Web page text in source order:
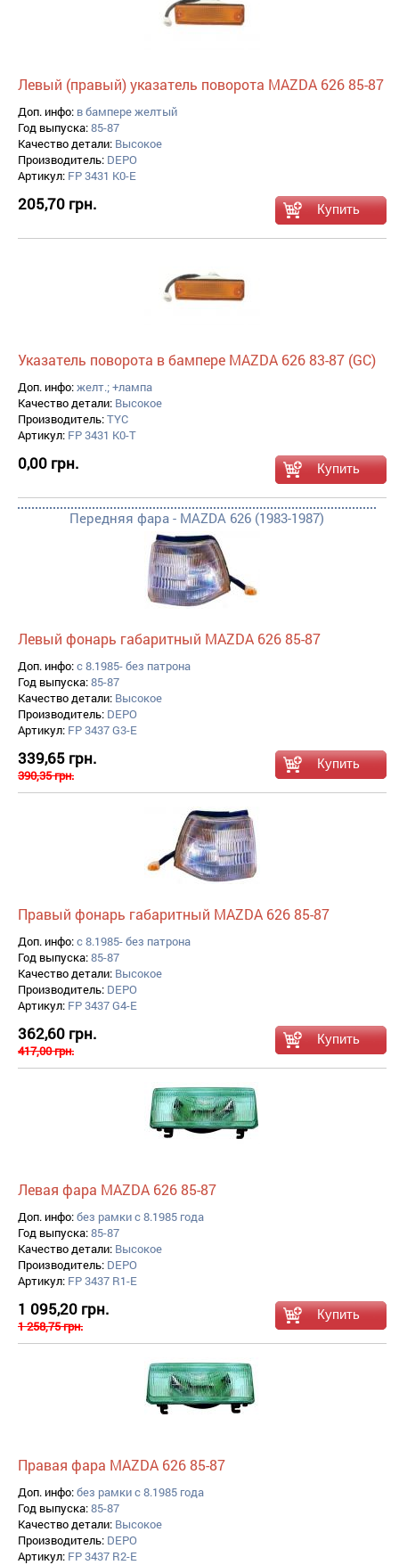
Левый (правый) указатель поворота MAZDA 626 85-87
Доп. инфо: в бампере желтый
Год выпуска:85-87
Качество детали: Высокое
Производитель: DEPO
Артикул: FP 3431 K0-E
205,70 грн.
Указатель поворота в бампере MAZDA 626 83-87 (GC)
Доп. инфо:желт.; +лампа
Качество детали: Высокое
Производитель:TYC
Артикул: FP 3431 K0-T
0,00 грн.
Передняя фара - MAZDA 626 (1983-1987)
Левый фонарь габаритный MAZDA 626 85-87
Доп. инфо:с 8.1985- без патрона
Год выпуска:85-87
Качество детали: Высокое
Производитель: DEPO
Артикул: FP 3437 G3-E
339,65 грн.
390,35 грн.
Правый фонарь габаритный MAZDA 626 85-87
Доп. инфо:с 8.1985- без патрона
Год выпуска:85-87
Качество детали: Высокое
Производитель: DEPO
Артикул: FP 3437 G4-E
362,60 грн.
417,00 грн.
Левая фара MAZDA 626 85-87
Доп. инфо:без рамки с 8.1985 года
Год выпуска:85-87
Качество детали: Высокое
Производитель: DEPO
Артикул: FP 3437 R1-E
1 095,20 грн.
1 258,75 грн.
Правая фара MAZDA 626 85-87
Доп. инфо:без рамки с 8.1985 года
Год выпуска:85-87
Качество детали: Высокое
Производитель: DEPO
Артикул: FP 3437 R2-E